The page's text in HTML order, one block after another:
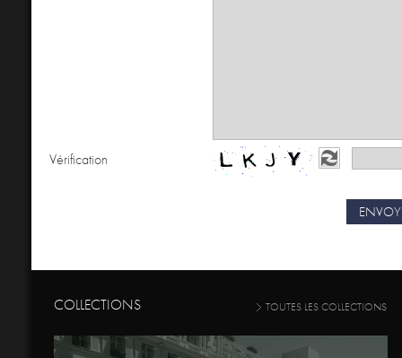
Vérification
COLLECTIONS TOUTES LES COLLECTIONS